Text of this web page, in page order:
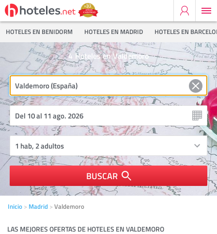
HOTELES EN BENIDORM HOTELES EN MADRID HOTELES EN
Hoteles en Valdemoro
4
BUSCAR
Inicio Madrid Valdemoro
LAS MEJORES OFERTAS DE HOTELES EN VALDEMORO